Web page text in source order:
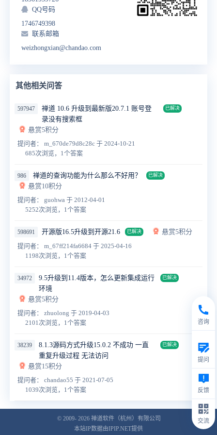
QQ号码
1746749398
联系邮箱
weizhongxian@chandao.com
其他相关问答
597947
禅道 10.6 升级到最新版20.7.1 账号登
录没有搜索框
已解决
悬赏5积分
提问者： m_670de79d8c28c 于 2024-10-21
685次浏览，1个答案
986 禅道的查询功能为什么那么不好用？ 已解决
悬赏10积分
提问者： guohwa 于 2012-04-01
5252次浏览，1个答案
598691 开源版16.5升级到开源21.6 已解决
悬赏5积分
提问者： m_67ff214fa6684 于 2025-04-16
1198次浏览，1个答案
34972
9.5升级到11.4版本，怎么更新集成运行
环境
已解决
悬赏5积分
提问者： zhuolong 于 2019-04-03
2101次浏览，1个答案
38239
8.1.3源码方式升级15.0.2 不成功 一直
重复升级过程 无法访问
已解决
悬赏15积分
提问者： chandao55 于 2021-07-05
1039次浏览，1个答案
© 2009- 2026 禅道软件（杭州）有限公司
本站IP数据由IPIP.NET提供
咨询
提问
反馈
交流